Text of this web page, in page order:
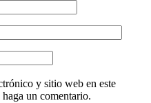
y sitio web en este
un comentario.